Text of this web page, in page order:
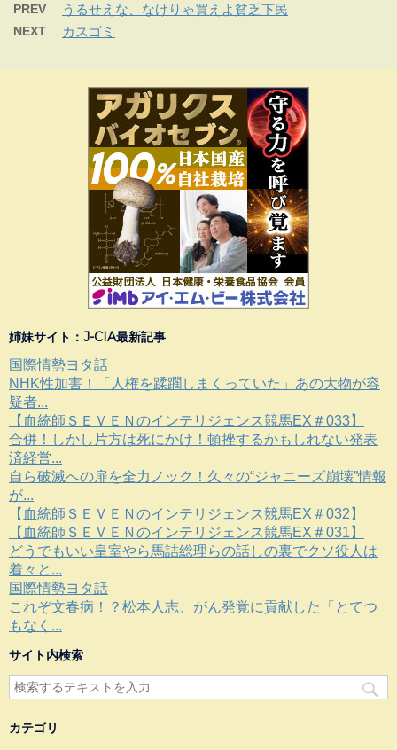
PREV うるせえな、なけりゃ買えよ貧乏下民
NEXT カスゴミ
姉妹サイト：J-CIA最新記事
国際情勢ヨタ話
NHK性加害！「人権を蹂躙しまくっていた」あの大物が容
疑者...
【血統師ＳＥＶＥＮのインテリジェンス競馬EX＃033】
合併！しかし片方は死にかけ！頓挫するかもしれない発表
済経営...
自ら破滅への扉を全力ノック！久々の“ジャニーズ崩壊”情報
が...
【血統師ＳＥＶＥＮのインテリジェンス競馬EX＃032】
【血統師ＳＥＶＥＮのインテリジェンス競馬EX＃031】
どうでもいい皇室やら馬詰総理らの話しの裏でクソ役人は
着々と...
国際情勢ヨタ話
これぞ文春病！？松本人志、がん発覚に貢献した「とてつ
もなく...
サイト内検索
カテゴリ